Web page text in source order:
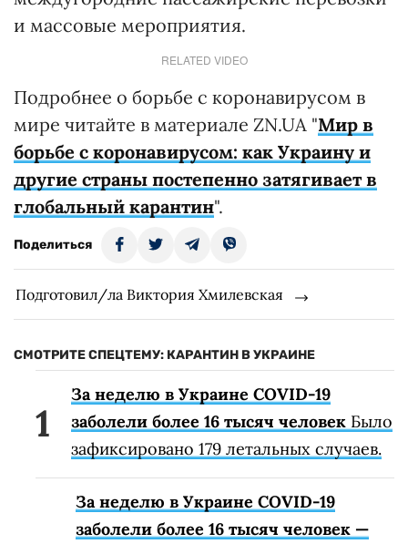
и массовые мероприятия.
RELATED VIDEO
Подробнее о борьбе с коронавирусом в
мире читайте в материале ZN.UA "Мир в
борьбе с коронавирусом: как Украину и
другие страны постепенно затягивает в
глобальный карантин".
Поделиться
Подготовил/ла Виктория Хмилевская
СМОТРИТЕ СПЕЦТЕМУ: КАРАНТИН В УКРАИНЕ
За неделю в Украине COVID-19
заболели более 16 тысяч человек Было
зафиксировано 179 летальных случаев.
За неделю в Украине COVID-19
заболели более 16 тысяч человек —